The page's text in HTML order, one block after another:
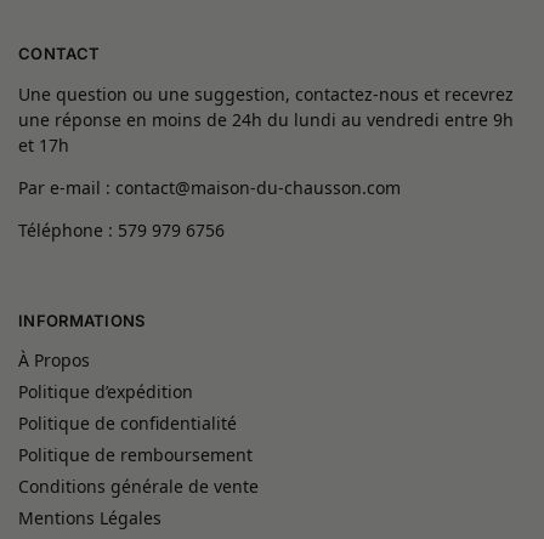
CONTACT
Une question ou une suggestion, contactez-nous et recevrez
une réponse en moins de 24h du lundi au vendredi entre 9h
et 17h
Par e-mail : contact@maison-du-chausson.com
Téléphone : 579 979 6756
INFORMATIONS
À Propos
Politique d’expédition
Politique de confidentialité
Politique de remboursement
Conditions générale de vente
Mentions Légales